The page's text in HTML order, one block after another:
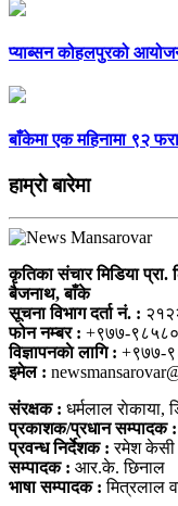
प्याब्सन कोहलपुरको
बाँकेमा एक महिनामा ९२
हाम्राे बारेमा
कृतिका संचार मिडिया प्रा.
बैजनाथ, बाँके
सूचना विभाग दर्ता नं. :
फोन नम्बर : +९७७-
विज्ञापनकाे लागि : +९७७-
इमेल :
संरक्षक : धर्मलाल राेकाया,
प्रकाशक/प्रधान सम्पादक :
प्रवन्ध निर्देशक : रमेश केसी
सम्पादक : आर.के. छिनाल
भाषा सम्पादक : मित्रलाल